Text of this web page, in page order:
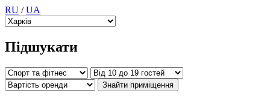
RU /UA
Підшукати